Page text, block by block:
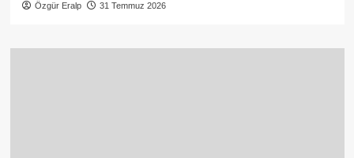
Özgür Eralp 31 Temmuz 2026